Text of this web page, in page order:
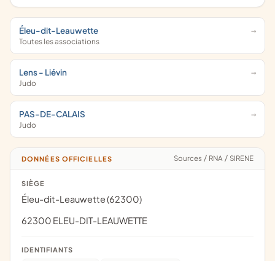
Éleu-dit-Leauwette
Toutes les associations
Lens - Liévin
Judo
PAS-DE-CALAIS
Judo
DONNÉES OFFICIELLES Sources / RNA / SIRENE
SIÈGE
Éleu-dit-Leauwette (62300)
62300 ELEU-DIT-LEAUWETTE
IDENTIFIANTS